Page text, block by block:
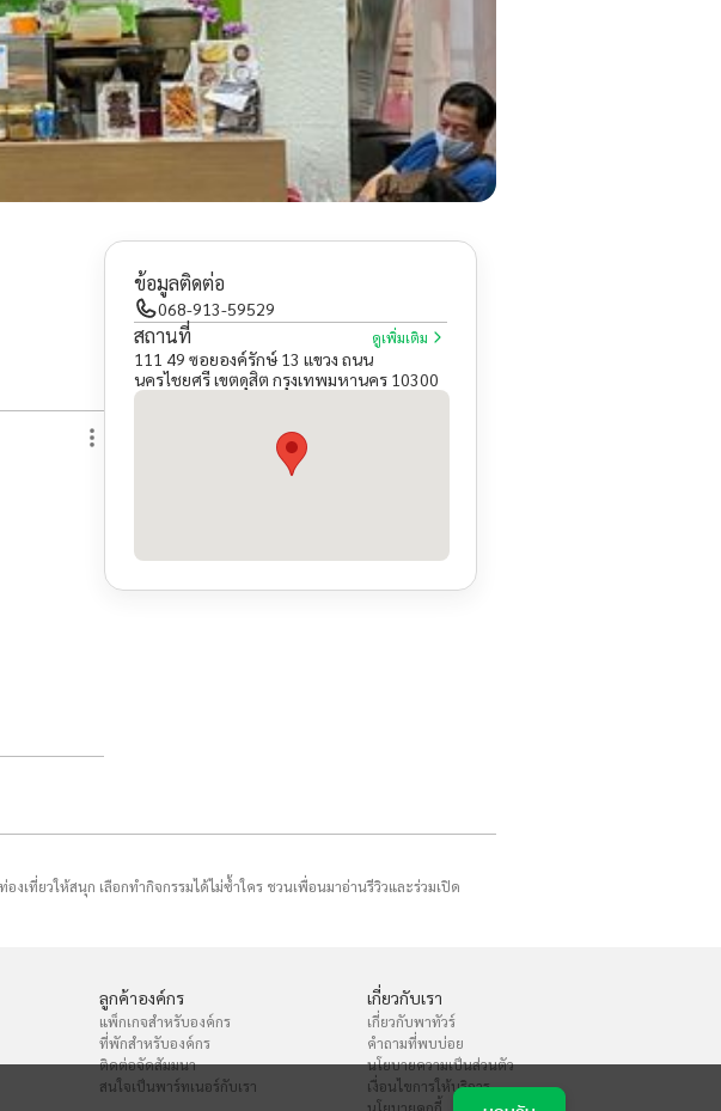
ข้อมูลติดต่อ
068-913-59529
สถานที่ ดูเพิ่มเติม
111 49 ซอยองค์รักษ์ 13 แขวง ถนน
นครไชยศรี เขตดุสิต กรุงเทพมหานคร 10300
เที่ยวให้สนุก เลือกทำกิจกรรมได้ไม่ซ้ำใคร ชวนเพื่อนมาอ่านรีวิวและร่วมเปิด
ลูกค้าองค์กร
แพ็กเกจสำหรับองค์กร
ที่พักสำหรับองค์กร
ติดต่อจัดสัมมนา
สนใจเป็นพาร์ทเนอร์กับเรา
เกี่ยวกับเรา
เกี่ยวกับพาทัวร์
คำถามที่พบบ่อย
นโยบายความเป็นส่วนตัว
เงื่อนไขการให้บริการ